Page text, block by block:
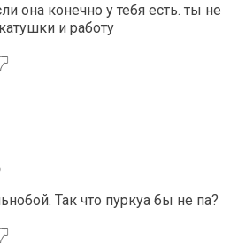
она конечно у тебя есть. ты не
и работу
Так что пуркуа бы не па?